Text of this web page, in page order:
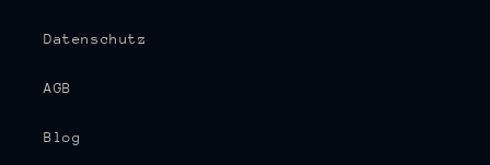
Datenschutz
AGB
Blog